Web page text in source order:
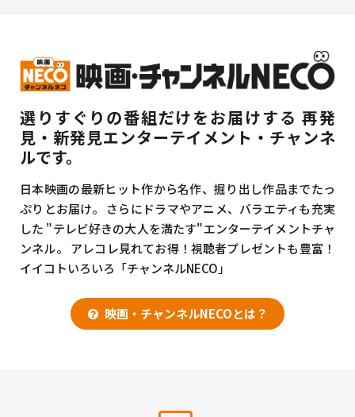
選りすぐりの番組だけをお届けする 再発
見・新発見エンターテイメント・チャンネ
ルです。
日本映画の最新ヒット作から名作、掘り出し作品までたっ
ぷりとお届け。
さらにドラマやアニメ、バラエティも充実
した "テレビ好きの大人を満たす"エンターテイメントチャ
ンネル。
アレコレ見れてお得！視聴者プレゼントも豊富！
イイコトいろいろ「チャンネルNECO」
映画・チャンネルNECOとは？